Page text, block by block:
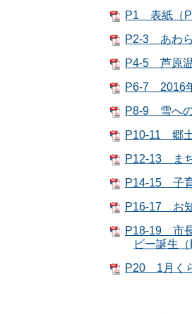
P1 表紙（
P2-3 あわら
P4-5 芦原温
P6-7 2016
P8-9 雪への
P10-11 郷土
P12-13 まち
P14-15 子
P16-17 お
P18-19 市
ビー誕生
P20 1月く